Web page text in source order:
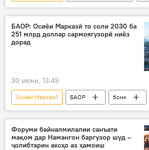
Иқтисод
молия
БАОР: Осиёи Марказӣ то соли 2030 ба
251 млрд доллар сармоягузорӣ ниёз
дорад
30 июни, 13:49
Осиёи Марказӣ БАОР
бонк
сармоягузорӣ
Дар Тоҷикистон
Иқтисод
Форуми байналмилалии санъати
мақом дар Намангон баргузор шуд –
ҷолибтарин аксҳо аз ҳамоиш